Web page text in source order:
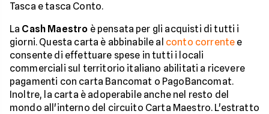
Tasca e tasca Conto.
La Cash Maestro è pensata per gli acquisti di tutti i
giorni. Questa carta è abbinabile al conto corrente e
consente di effettuare spese in tutti i locali
commerciali sul territorio italiano abilitati a ricevere
pagamenti con carta Bancomat o PagoBancomat.
Inoltre, la carta è adoperabile anche nel resto del
mondo all'interno del circuito Carta Maestro. L'estratto